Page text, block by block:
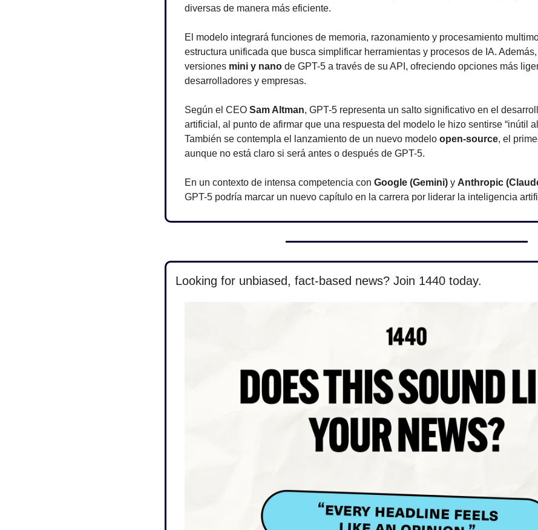
diversas de manera más eficiente.
El modelo integrará funciones de memoria, razonamiento y procesamiento
estructura unificada que busca simplificar herramientas y procesos de IA.
versiones mini y nano de GPT-5 a través de su API, ofreciendo opciones más
desarrolladores y empresas.
Según el CEO Sam Altman, GPT-5 representa un salto significativo en el
artificial, al punto de afirmar que una respuesta del modelo le hizo sentirse “inútil
También se contempla el lanzamiento de un nuevo modelo open-source, el
aunque no está claro si será antes o después de GPT-5.
En un contexto de intensa competencia con Google (Gemini) y Anthropic
GPT-5 podría marcar un nuevo capítulo en la carrera por liderar la inteligencia
Looking for unbiased, fact-based news? Join 1440 today.